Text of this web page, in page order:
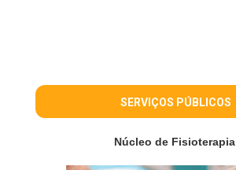
SERVIÇOS PÚBLICOS
Núcleo de Fisioterapia